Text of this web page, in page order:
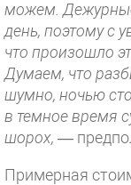
можем.
день, поэтому с
что произошло
Думаем, что
шумно, ночью
в темное время
шорох, —
Примерная